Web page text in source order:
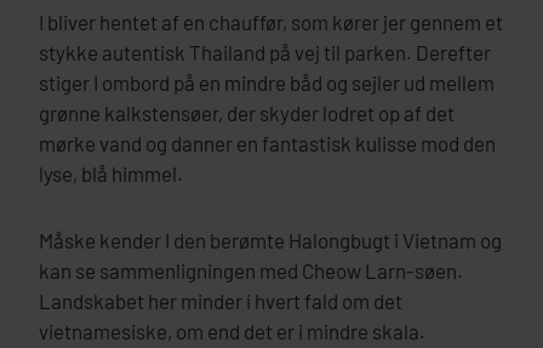
I bliver hentet af en chauffør, som kører jer gennem et
stykke autentisk Thailand på vej til parken. Derefter
stiger I ombord på en mindre båd og sejler ud mellem
grønne kalkstensøer, der skyder lodret op af det
mørke vand og danner en fantastisk kulisse mod den
lyse, blå himmel.
Måske kender I den berømte Halongbugt i Vietnam og
kan se sammenligningen med Cheow Larn-søen.
Landskabet her minder i hvert fald om det
vietnamesiske, om end det er i mindre skala.